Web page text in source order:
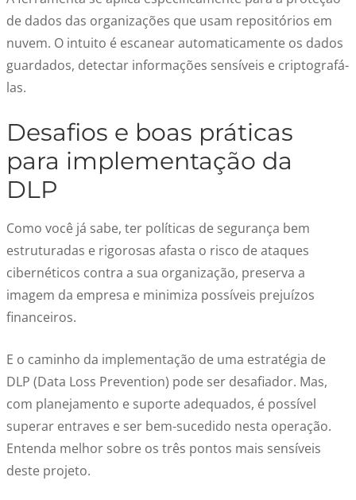
de dados das organizações que usam repositórios em
nuvem. O intuito é escanear automaticamente os dados
guardados, detectar informações sensíveis e criptografá-
las.
Desafios e boas práticas
para implementação da
DLP
Como você já sabe, ter políticas de segurança bem
estruturadas e rigorosas afasta o risco de ataques
cibernéticos contra a sua organização, preserva a
imagem da empresa e minimiza possíveis prejuízos
financeiros.
E o caminho da implementação de uma estratégia de
DLP (Data Loss Prevention) pode ser desafiador. Mas,
com planejamento e suporte adequados, é possível
superar entraves e ser bem-sucedido nesta operação.
Entenda melhor sobre os três pontos mais sensíveis
deste projeto.